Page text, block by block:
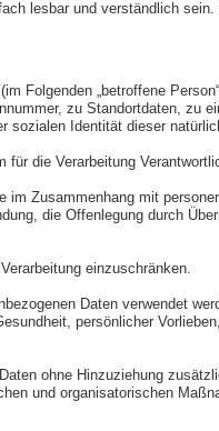
lesbar und verständlich
Folgenden „betroffene
zu Standortdaten, zu
Identität dieser
die Verarbeitung
Zusammenhang mit
die Offenlegung durch
einzuschränken.
Daten verwendet
persönlicher
ohne Hinzuziehung
und organisatorischen